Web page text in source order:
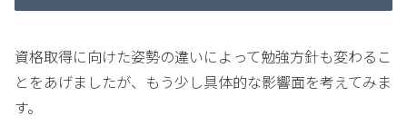
資格取得に向けた姿勢の違いによって勉強方針も変わるこ
とをあげましたが、もう少し具体的な影響面を考えてみま
す。